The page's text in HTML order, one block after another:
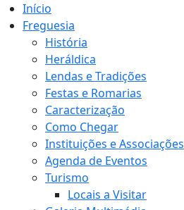
Início
Freguesia
História
Heráldica
Lendas e Tradições
Festas e Romarias
Caracterização
Como Chegar
Instituições e Associações
Agenda de Eventos
Turismo
Locais a Visitar